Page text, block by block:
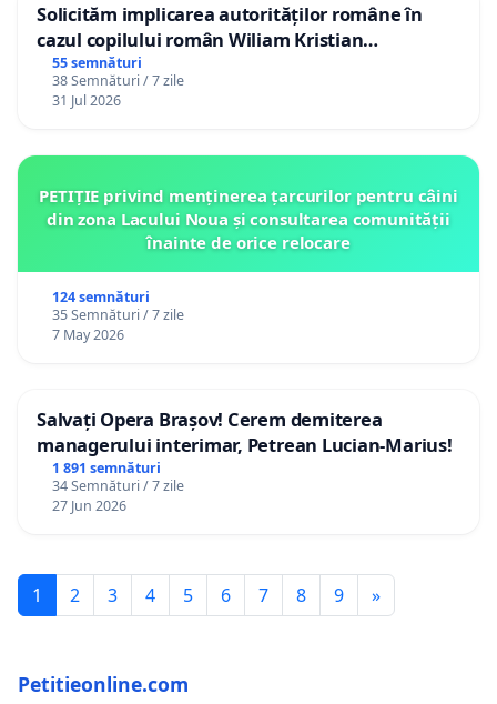
Solicităm implicarea autorităților române în
cazul copilului român Wiliam Kristian
Gheorghe, aflat în plasament în Danemarca de
12 ani
55 semnături
38 Semnături / 7 zile
31 Jul 2026
PETIȚIE privind menținerea țarcurilor pentru câini
din zona Lacului Noua și consultarea comunității
înainte de orice relocare
124 semnături
35 Semnături / 7 zile
7 May 2026
Salvați Opera Brașov! Cerem demiterea
managerului interimar, Petrean Lucian-Marius!
1 891 semnături
34 Semnături / 7 zile
27 Jun 2026
1 2 3 4 5 6 7 8 9 »
Petitieonline.com